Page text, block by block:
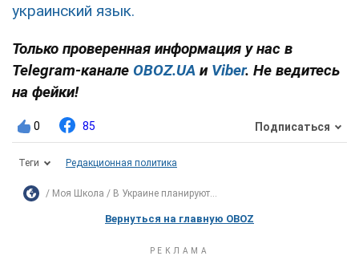
украинский язык.
Только проверенная информация у нас в
Telegram-канале OBOZ.UA и Viber. Не ведитесь
на фейки!
0 85 Подписаться
Теги Редакционная политика
Моя Школа В Украине планируют...
Вернуться на главную OBOZ